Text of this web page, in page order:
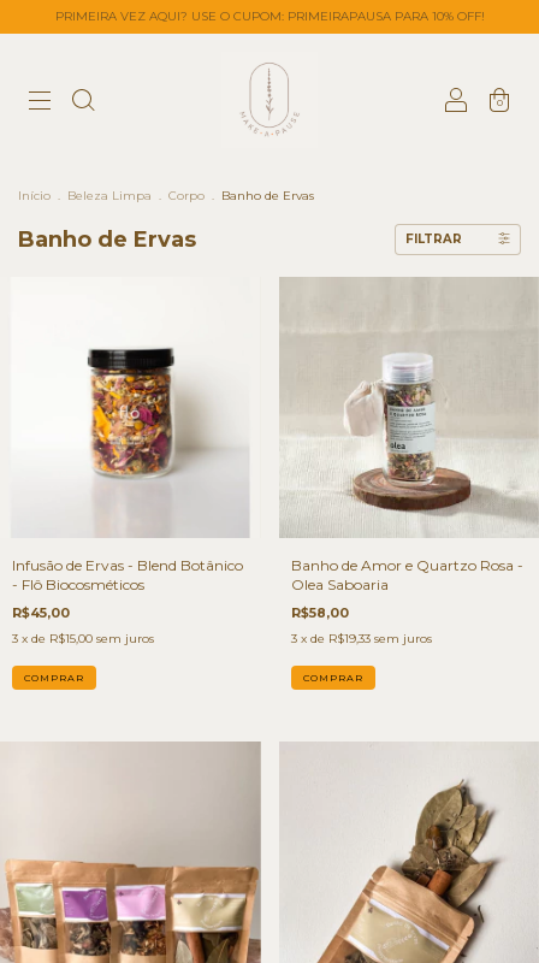
PRIMEIRA VEZ AQUI? USE O CUPOM: PRIMEIRAPAUSA PARA 10% OFF!
0
Início . Beleza Limpa . Corpo . Banho de Ervas
Banho de Ervas FILTRAR
Infusão de Ervas - Blend Botânico
- Flô Biocosméticos
R$45,00
3 x de R$15,00 sem juros
Banho de Amor e Quartzo Rosa -
Olea Saboaria
R$58,00
3 x de R$19,33 sem juros